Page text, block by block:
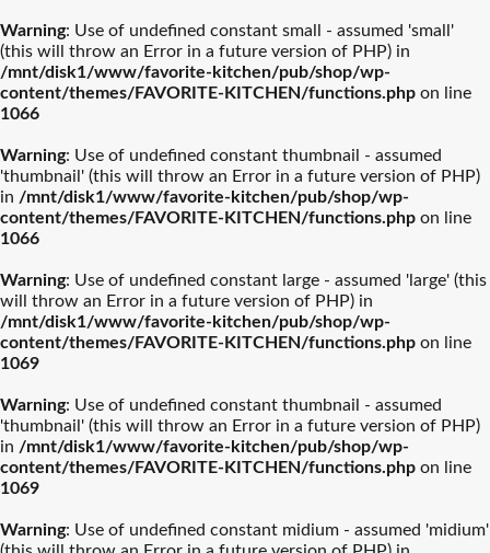
Warning: Use of undefined constant small - assumed 'small'
(this will throw an Error in a future version of PHP) in
/mnt/disk1/www/favorite-kitchen/pub/shop/wp-
content/themes/FAVORITE-KITCHEN/functions.php on line
1066
Warning: Use of undefined constant thumbnail - assumed
'thumbnail' (this will throw an Error in a future version of PHP)
in /mnt/disk1/www/favorite-kitchen/pub/shop/wp-
content/themes/FAVORITE-KITCHEN/functions.php on line
1066
Warning: Use of undefined constant large - assumed 'large' (this
will throw an Error in a future version of PHP) in
/mnt/disk1/www/favorite-kitchen/pub/shop/wp-
content/themes/FAVORITE-KITCHEN/functions.php on line
1069
Warning: Use of undefined constant thumbnail - assumed
'thumbnail' (this will throw an Error in a future version of PHP)
in /mnt/disk1/www/favorite-kitchen/pub/shop/wp-
content/themes/FAVORITE-KITCHEN/functions.php on line
1069
Warning: Use of undefined constant midium - assumed 'midium'